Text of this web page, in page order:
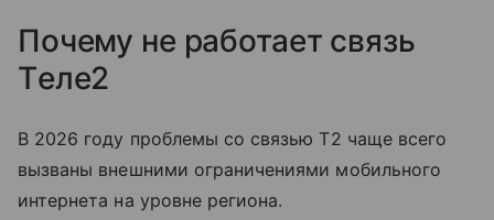
Почему не работает связь
Tеле2
В 2026 году проблемы со связью T2 чаще всего
вызваны внешними ограничениями мобильного
интернета на уровне региона.